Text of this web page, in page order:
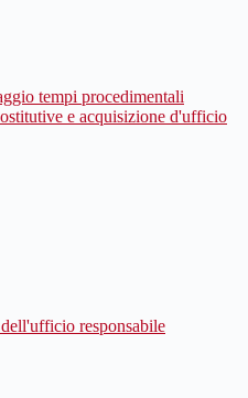
tempi procedimentali
e acquisizione d'ufficio
responsabile